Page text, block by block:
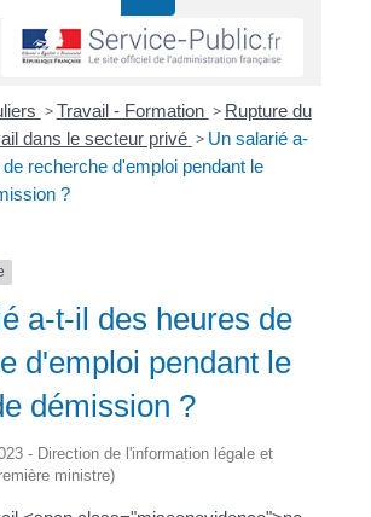
>Travail - Formation > Rupture du
dans le secteur privé > Un salarié a-
recherche d'emploi pendant le
?
a-t-il des heures de
d'emploi pendant le
démission ?
- Direction de l'information légale et
ministre)